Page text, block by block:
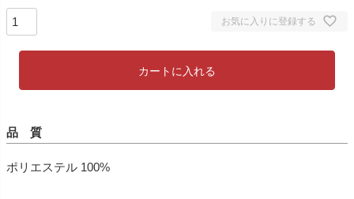
お気に入りに登録する
カートに入れる
品 質
ポリエステル 100%